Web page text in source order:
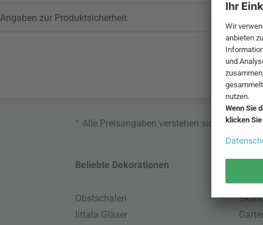
Angaben zur Produktsicherheit
* Alle Preisangaben verstehen sich inklusive
Beliebte Dekorationen
Obstschalen
Iittala Gläser